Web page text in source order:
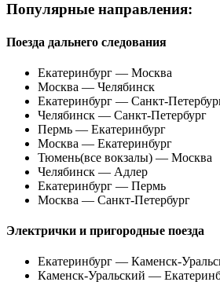
Популярные направления:
Поезда дальнего следования
Екатеринбург — Москва
Москва — Челябинск
Екатеринбург — Санкт-
Челябинск — Санкт-Петербург
Пермь — Екатеринбург
Москва — Екатеринбург
Тюмень(все вокзалы) — Москва
Челябинск — Адлер
Екатеринбург — Пермь
Москва — Санкт-Петербург
Электрички и пригородные поезда
Екатеринбург — Каменск-
Каменск-Уральский —